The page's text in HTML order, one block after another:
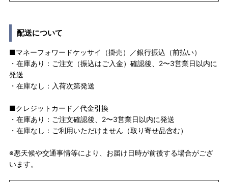
配送について
■マネーフォワードケッサイ（掛売）／銀行振込（前払い）
・在庫あり：ご注文（振込はご入金）確認後、2〜3営業日以内に
発送
・在庫なし：入荷次第発送
■クレジットカード／代金引換
・在庫あり：ご注文確認後、2〜3営業日以内に発送
・在庫なし：ご利用いただけません（取り寄せ品含む）
※悪天候や交通事情等により、お届け日時が前後する場合がござ
います。